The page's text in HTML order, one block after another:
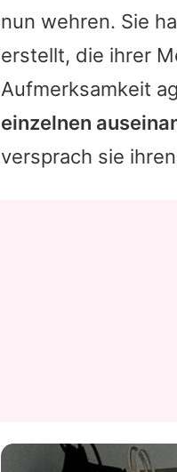
nun wehren. Sie
erstellt, die ihrer
Aufmerksamkeit
einzelnen
versprach sie